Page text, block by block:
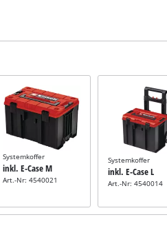
Systemkoffer
inkl. E-Case M
Art.-Nr: 4540021
Systemkoffer
inkl. E-Case L
Art.-Nr: 4540014